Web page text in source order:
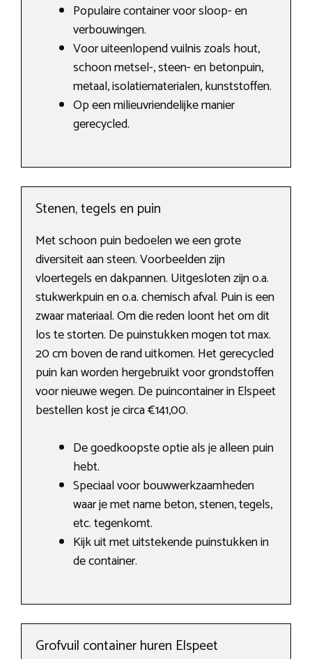
Populaire container voor sloop- en
verbouwingen.
Voor uiteenlopend vuilnis zoals hout,
schoon metsel-, steen- en betonpuin,
metaal, isolatiematerialen, kunststoffen.
Op een milieuvriendelijke manier
gerecycled.
Stenen, tegels en puin
Met schoon puin bedoelen we een grote
diversiteit aan steen. Voorbeelden zijn
vloertegels en dakpannen. Uitgesloten zijn o.a.
stukwerkpuin en o.a. chemisch afval. Puin is een
zwaar materiaal. Om die reden loont het om dit
los te storten. De puinstukken mogen tot max.
20 cm boven de rand uitkomen. Het gerecycled
puin kan worden hergebruikt voor grondstoffen
voor nieuwe wegen. De puincontainer in Elspeet
bestellen kost je circa €141,00.
De goedkoopste optie als je alleen puin
hebt.
Speciaal voor bouwwerkzaamheden
waar je met name beton, stenen, tegels,
etc. tegenkomt.
Kijk uit met uitstekende puinstukken in
de container.
Grofvuil container huren Elspeet